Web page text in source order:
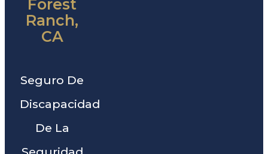
Forest
Ranch,
CA
Seguro De
Discapacidad
De La